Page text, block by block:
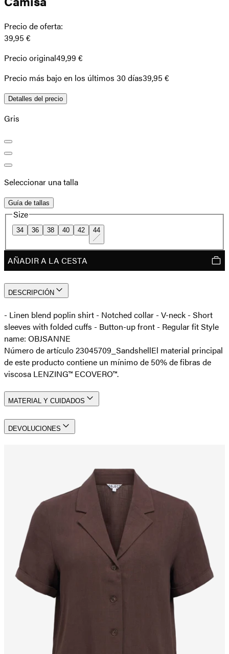
Precio de oferta:
39,95 €
Precio original49,99 €
Precio más bajo en los últimos 30 días39,95 €
Detalles del precio
Gris
Seleccionar una talla
Guía de tallas
Size
34 36 38 40 42 44
AÑADIR A LA CESTA
DESCRIPCIÓN
- Linen blend poplin shirt - Notched collar - V-neck - Short
sleeves with folded cuffs - Button-up front - Regular fit Style
name: OBJSANNE
Número de artículo 23045709_SandshellEl material principal
de este producto contiene un mínimo de 50% de fibras de
viscosa LENZING™ ECOVERO™.
MATERIAL Y CUIDADOS
DEVOLUCIONES